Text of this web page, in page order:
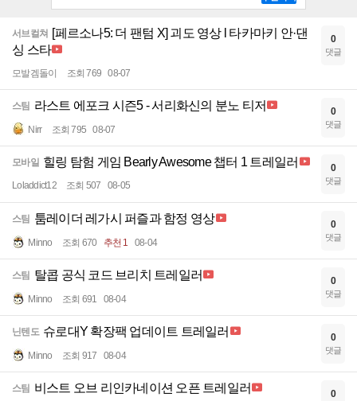
서브컬쳐 [페르소나5: 더 팬텀 X] 괴도 영상 l 타카마키 안·댄
싱 스타
모발겜돌이 조회 769 08-07
0
댓글
스팀 라스트 에포크 시즌5 - 서리화신의 분노 티저
Nirr 조회 795 08-07
0
댓글
모바일 힐링 탐험 게임 Bearly Awesome 챕터 1 트레일러
Loladdict12 조회 507 08-05
0
댓글
스팀 툼레이더 레가시 퍼즐과 함정 영상
Minno 조회 670 추천 1 08-04
0
댓글
스팀 탈콥 공식 코드 브리치 트레일러
Minno 조회 691 08-04
0
댓글
닌텐도 슈로대Y 확장팩 업데이트 트레일러
Minno 조회 917 08-04
0
댓글
스팀 비스트 오브 리인카네이션 오픈 트레일러 0